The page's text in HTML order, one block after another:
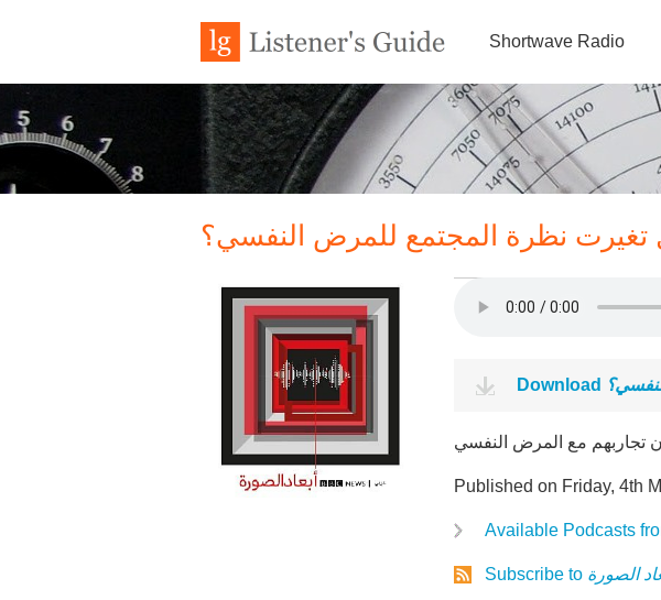
Shortwave Radio
تغيرت نظرة المجتمع للمرض النفسي؟
Download
تجاربهم مع المرض النفسي
Published on Friday, 4th
Available Podcasts
Subscribe to الصورة